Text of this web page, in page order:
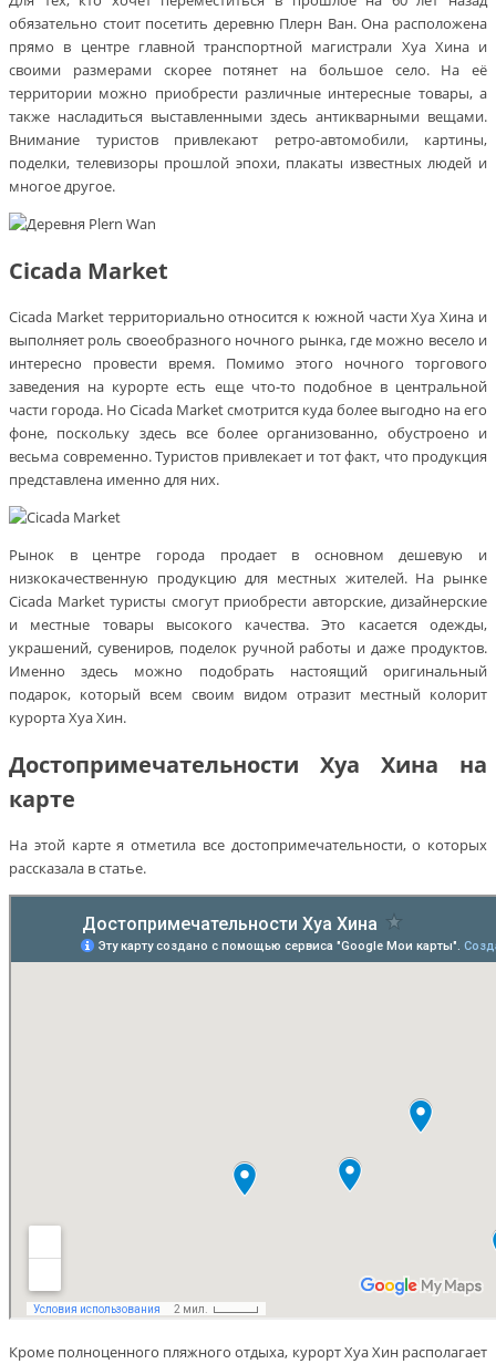
обязательно стоит посетить деревню Плерн Ван. Она расположена
прямо в центре главной транспортной магистрали Хуа Хина и
своими размерами скорее потянет на большое село. На её
территории можно приобрести различные интересные товары, а
также насладиться выставленными здесь антикварными вещами.
Внимание туристов привлекают ретро-автомобили, картины,
поделки, телевизоры прошлой эпохи, плакаты известных людей и
многое другое.
Cicada Market
Cicada Market территориально относится к южной части Хуа Хина и
выполняет роль своеобразного ночного рынка, где можно весело и
интересно провести время. Помимо этого ночного торгового
заведения на курорте есть еще что-то подобное в центральной
части города. Но Cicada Market смотрится куда более выгодно на его
фоне, поскольку здесь все более организованно, обустроено и
весьма современно. Туристов привлекает и тот факт, что продукция
представлена именно для них.
Рынок в центре города продает в основном дешевую и
низкокачественную продукцию для местных жителей. На рынке
Cicada Market туристы смогут приобрести авторские, дизайнерские
и местные товары высокого качества. Это касается одежды,
украшений, сувениров, поделок ручной работы и даже продуктов.
Именно здесь можно подобрать настоящий оригинальный
подарок, который всем своим видом отразит местный колорит
курорта Хуа Хин.
Достопримечательности Хуа Хина на
карте
На этой карте я отметила все достопримечательности, о которых
рассказала в статье.
Кроме полноценного пляжного отдыха, курорт Хуа Хин располагает